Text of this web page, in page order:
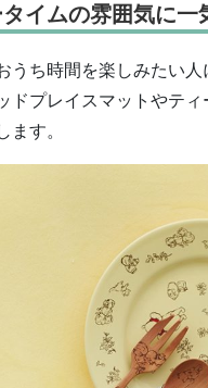
イムの雰囲気に一
うち時間を楽しみたい
ドプレイスマットやテ
ます。